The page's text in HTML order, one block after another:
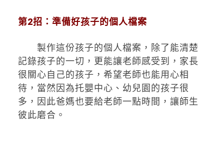
第2招：準備好孩子的個人檔案
製作這份孩子的個人檔案，除了能清楚
記錄孩子的一切，更能讓老師感受到，家長
很關心自己的孩子，希望老師也能用心相
待，當然因為托嬰中心、幼兒園的孩子很
多，因此爸媽也要給老師一點時間，讓師生
彼此磨合。